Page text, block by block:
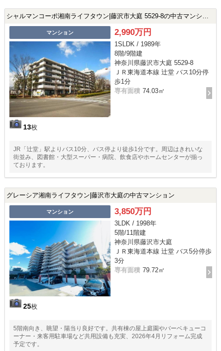
マンション
13枚
2,990万円
1SLDK / 1989年
8階/9階建
神奈川県藤沢市大庭 5529-8
ＪＲ東海道本線 辻堂 バス10分停
歩1分
専有面積 74.03㎡
JR「辻堂」駅よりバス10分、バス停より徒歩1分です。周辺はきれいな
街並み、図書館・大型スーパー・病院、飲食店やホームセンターが揃っ
ております。
グレーシア湘南ライフタウン|藤沢市大庭の中古マンション
マンション
25枚
3,850万円
3LDK / 1998年
5階/11階建
神奈川県藤沢市大庭
ＪＲ東海道本線 辻堂 バス5分停歩
3分
専有面積 79.72㎡
5階南向き、眺望・陽当り良好です。共有棟の屋上庭園やバーベキューコ
ーナー・来客用駐車場など共用設備も充実、2026年4月リフォーム完成
予定です。